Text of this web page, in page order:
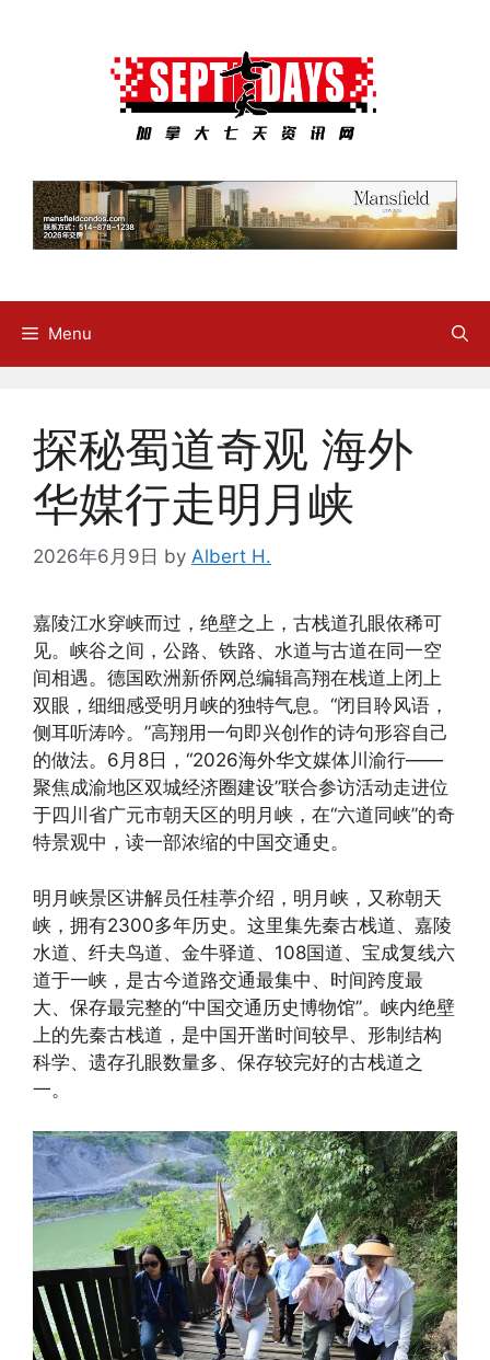
Menu
探秘蜀道奇观 海外
华媒行走明月峡
2026年6月9日 by Albert H.
嘉陵江水穿峡而过，绝壁之上，古栈道孔眼依稀可
见。峡谷之间，公路、铁路、水道与古道在同一空
间相遇。德国欧洲新侨网总编辑高翔在栈道上闭上
双眼，细细感受明月峡的独特气息。“闭目聆风语，
侧耳听涛吟。”高翔用一句即兴创作的诗句形容自己
的做法。6月8日，“2026海外华文媒体川渝行——
聚焦成渝地区双城经济圈建设”联合参访活动走进位
于四川省广元市朝天区的明月峡，在“六道同峡”的奇
特景观中，读一部浓缩的中国交通史。
明月峡景区讲解员任桂葶介绍，明月峡，又称朝天
峡，拥有2300多年历史。这里集先秦古栈道、嘉陵
水道、纤夫鸟道、金牛驿道、108国道、宝成复线六
道于一峡，是古今道路交通最集中、时间跨度最
大、保存最完整的“中国交通历史博物馆”。峡内绝壁
上的先秦古栈道，是中国开凿时间较早、形制结构
科学、遗存孔眼数量多、保存较完好的古栈道之
一。